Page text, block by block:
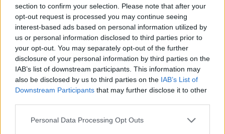
section to confirm your selection. Please note that after your
opt-out request is processed you may continue seeing
interest-based ads based on personal information utilized by
us or personal information disclosed to third parties prior to
your opt-out. You may separately opt-out of the further
disclosure of your personal information by third parties on the
IAB’s list of downstream participants. This information may
also be disclosed by us to third parties on the IAB’s List of
Downstream Participants that may further disclose it to other
Personal Data Processing Opt Outs
Nazwa
E-
mail
Witryna
internetowa